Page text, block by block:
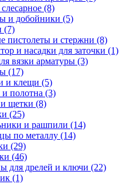
(8)
и добойники (5)
(7)
пистолеты и стержни (8)
и насадки для заточки (1)
вязки арматуры (3)
(17)
и клещи (5)
полотна (3)
щетки (8)
(25)
и рашпили (14)
по металлу (14)
(29)
(46)
для дрелей и ключи (22)
(1)